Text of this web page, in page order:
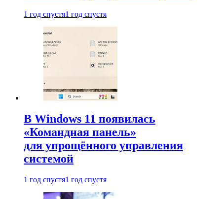
1 год спустя1 год спустя
В Windows 11 появилась
«Командная панель»
для упрощённого управления
системой
1 год спустя1 год спустя